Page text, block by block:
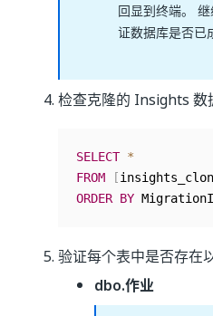
回显到终端。
证数据库是否已
检查克隆的 Insights 数
SELECT *
FROM
[
ORDER BY
验证每个表中是否存在
dbo.作业